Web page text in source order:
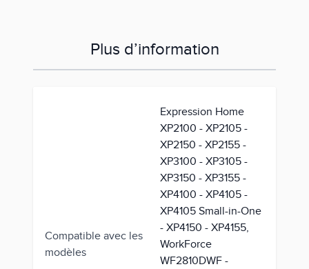
Plus d’information
Compatible avec les
modèles
Expression Home
XP2100 - XP2105 -
XP2150 - XP2155 -
XP3100 - XP3105 -
XP3150 - XP3155 -
XP4100 - XP4105 -
XP4105 Small-in-One
- XP4150 - XP4155,
WorkForce
WF2810DWF -